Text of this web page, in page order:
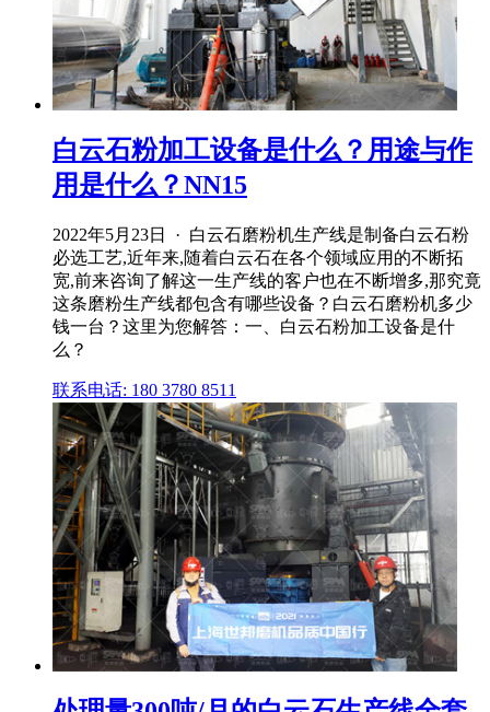
白云石粉加工设备是什么？用途与作
用是什么？NN15
2022年5月23日 · 白云石磨粉机生产线是制备白云石粉
必选工艺,近年来,随着白云石在各个领域应用的不断拓
宽,前来咨询了解这一生产线的客户也在不断增多,那究竟
这条磨粉生产线都包含有哪些设备？白云石磨粉机多少
钱一台？这里为您解答：一、白云石粉加工设备是什
么？
联系电话: 180 3780 8511